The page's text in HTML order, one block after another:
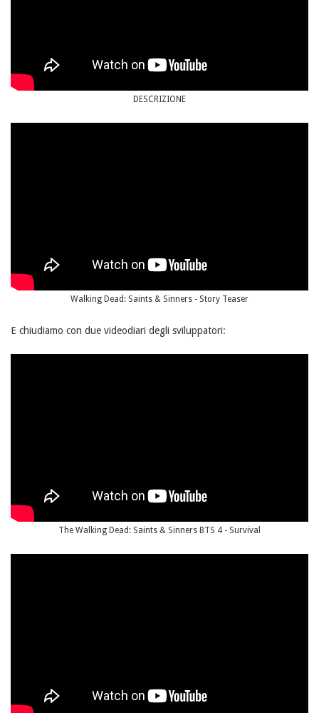
DESCRIZIONE
Walking Dead: Saints & Sinners - Story Teaser
E chiudiamo con due videodiari degli sviluppatori:
The Walking Dead: Saints & Sinners BTS 4 - Survival